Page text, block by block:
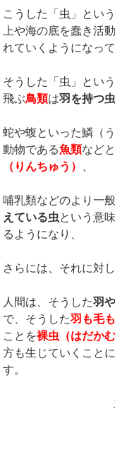
こうした「虫」とい
上や海の底を蠢き活
れていくようになって
そうした「虫」とい
飛ぶ鳥類は羽を持つ虫
蛇や蝮といった鱗（
動物である魚類など
（りんちゅう）
哺乳類などのより一
えている虫という意
るようになり、
さらには、それに対し
人間は、そうした羽
で、そうした羽も毛
ことを裸虫（はだかむ
方も生じていくこと
す。